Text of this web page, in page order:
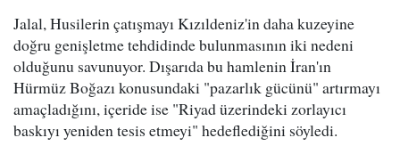
Jalal, Husilerin çatışmayı Kızıldeniz'in daha kuzeyine
doğru genişletme tehdidinde bulunmasının iki nedeni
olduğunu savunuyor. Dışarıda bu hamlenin İran'ın
Hürmüz Boğazı konusundaki "pazarlık gücünü" artırmayı
amaçladığını, içeride ise "Riyad üzerindeki zorlayıcı
baskıyı yeniden tesis etmeyi" hedeflediğini söyledi.